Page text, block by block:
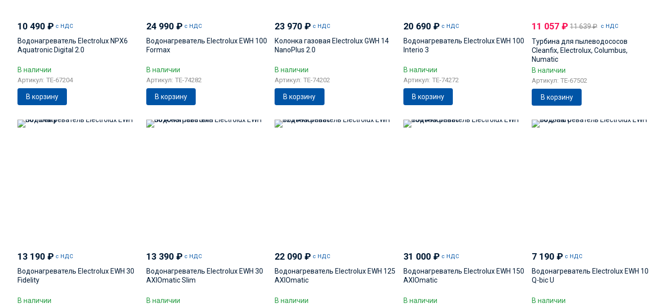
10 490 ₽ с НДС
Водонагреватель Electrolux NPX6
Aquatronic Digital 2.0
В наличии
Артикул: TE-67204
В корзину
24 990 ₽ с НДС
Водонагреватель Electrolux EWH 100
Formax
В наличии
Артикул: TE-74282
В корзину
23 970₽ с НДС
Колонка газовая Electrolux GWH 14
NanoPlus 2.0
В наличии
Артикул: TE-74202
В корзину
20 690 ₽ с НДС
Водонагреватель Electrolux EWH 100
Interio 3
В наличии
Артикул: TE-74272
В корзину
11 057₽ 11 639₽ с НДС
Турбина для пылеводососов
Cleanfix, Electrolux, Columbus,
Numatic
В наличии
Артикул: TE-67502
В корзину
13 190 ₽ с НДС
Водонагреватель Electrolux EWH 30
Fidelity
В наличии
13 390 ₽ с НДС
Водонагреватель Electrolux EWH 30
AXIOmatic Slim
В наличии
22 090₽ с НДС
Водонагреватель Electrolux EWH 125
AXIOmatic
В наличии
31 000 ₽ с НДС
Водонагреватель Electrolux EWH 150
AXIOmatic
В наличии
7 190₽ с НДС
Водонагреватель Electrolux EWH 10
Q-bic U
В наличии